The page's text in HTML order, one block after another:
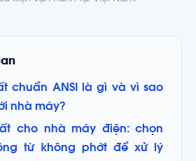
chuẩn ANSI là gì và vì sao
nhà máy?
cho nhà máy điện: chọn
từ không phớt để xử lý